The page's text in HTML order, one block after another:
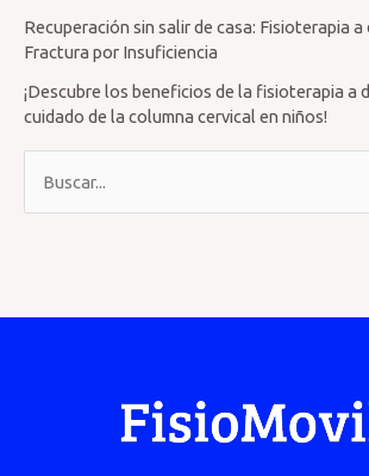
Recuperación sin salir de casa: Fisioterapia a
Fractura por Insuficiencia
¡Descubre los beneficios de la fisioterapia a
cuidado de la columna cervical en niños!